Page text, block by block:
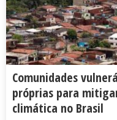
Comunidades
próprias para
climática no Brasil